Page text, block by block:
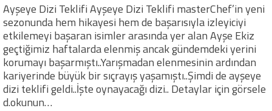
Ayşeye Dizi Teklifi Ayşeye Dizi Teklifi masterChef’in yeni
sezonunda hem hikayesi hem de başarısıyla izleyiciyi
etkilemeyi başaran isimler arasında yer alan Ayşe Ekiz
geçtiğimiz haftalarda elenmiş ancak gündemdeki yerini
korumayı başarmıştı..Yarışmadan elenmesinin ardından
kariyerinde büyük bir sıçrayış yaşamıştı..Şimdi de ayşeye
dizi teklifi geldi..İşte oynayacağı dizi.. Detaylar için görsele
d.okunun…